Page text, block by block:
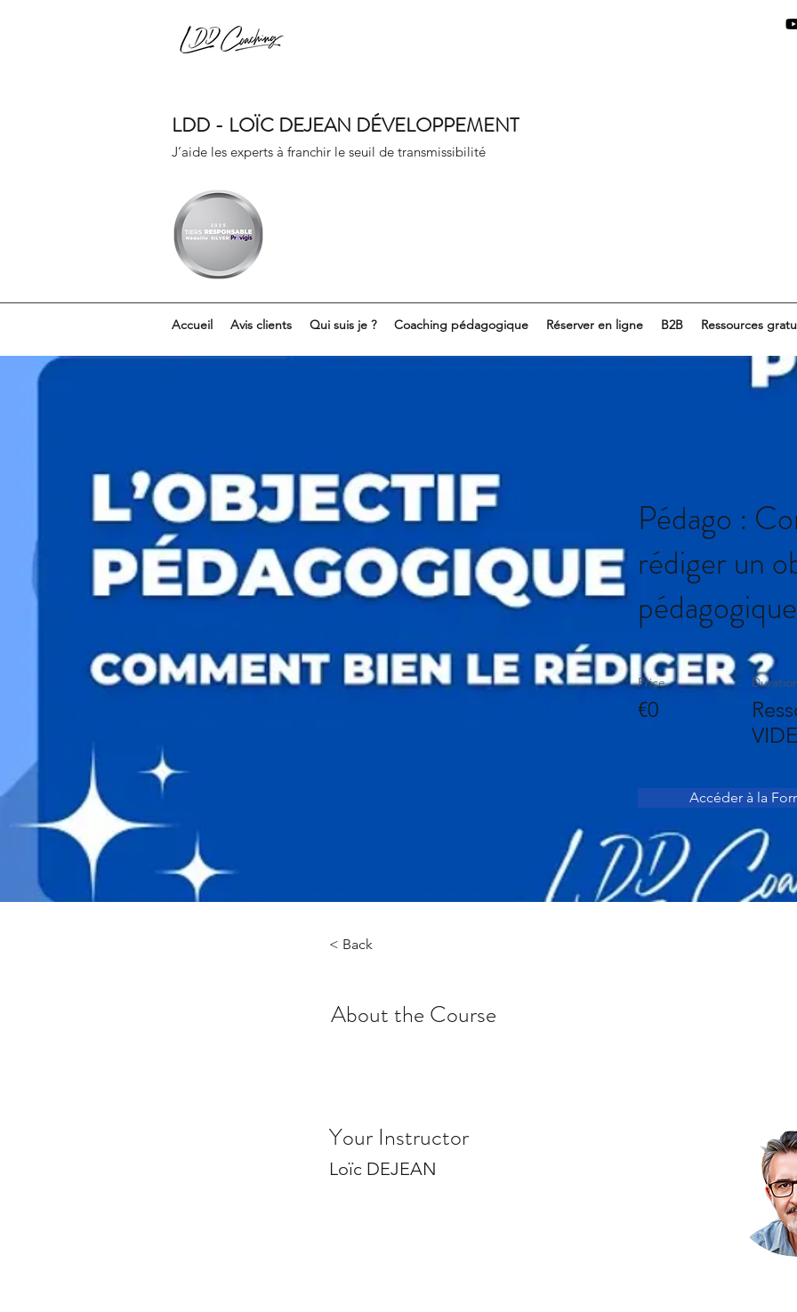
LDD - LOÏC DEJEAN DÉVELOPPEMENT
J’aide les experts à franchir le seuil de transmissibilité
Accueil Avis clients Qui suis je ? Coaching pédagogique Réserver en ligne B2B Ressources
Pédago :
rédiger un
pédagogique
Price
€0
Accéder à la
< Back
About the Course
Your Instructor
Loïc DEJEAN